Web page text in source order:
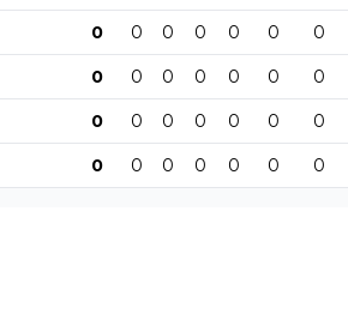
0 0 0 0 0 0 0
0 0 0 0 0 0 0
0 0 0 0 0 0 0
0 0 0 0 0 0 0